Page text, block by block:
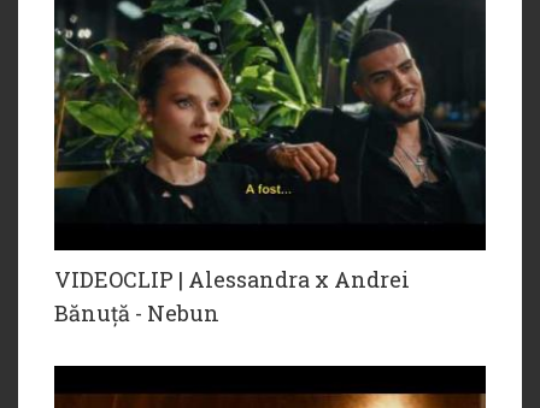
VIDEOCLIP | Alessandra x Andrei
Bănuță - Nebun